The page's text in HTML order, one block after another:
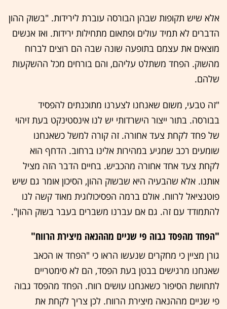
אלא שיש תקופות שבהן הבורסה עוברת לירידות. "בשוק ההון
הדברים לא תמיד עולים ופתאום מתחילות ירידות. ואז אנשים
מוצאים את עצמם בתופעה שונה שבה הם רוצים לברוח
מהשוק. הפחד משתלט עליהם, והם בורחים מכל ההשקעות
שלהם.
"זה טבעי, משום שאנחנו לצערנו מתוכנתים להפסיד
בבורסה. בתור ייצור הישרדותי יש לנו אינסטינקט בעת זיהוי
של פחד לקחת צעד אחורה. זה קורה למשל כשאנחנו
שומעים רכב שמגיע במהירות אלינו ברחוב. הדחף הוא
לקחת צעד אחד אחורה מהכביש. בחיים הדבר הזה מציל
אותנו. אלא שהבעיה היא שבשוק ההון, הסיכון אומר גם שיש
פוטנציאל לרווח. אולם ברמה הפסיכולוגית מאוד קשה לנו
להתמודד עם זה. גם אם עברנו משברים בעבר בשוק ההון".
"הפחד מהפסד גבוה פי שניים מההנאה מיצירת הרווח"
גורן מציין כי מחקרים שנעשו הראו כי "הפחד או הכאב
שאנחנו מרגישים בבטן בעת הפסד, הם לא סימטריים
לתחושת הסיפור כשאנחנו עושים רווח. הפחד מהפסד גבוה
פי שניים מההנאה מיצירת הרווח. לכן צריך לקחת את